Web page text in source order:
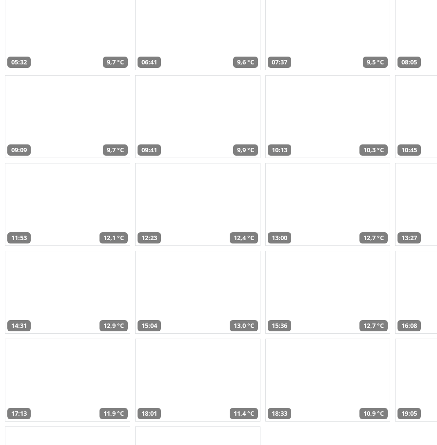
05:32 9,7 °C 06:41 9,6 °C 07:37 9,5 °C 08:05
09:09 9,7 °C 09:41 9,9 °C 10:13 10,3 °C 10:45
11:53 12,1 °C 12:23 12,4 °C 13:00 12,7 °C 13:27
14:31 12,9 °C 15:04 13,0 °C 15:36 12,7 °C 16:08
17:13 11,9 °C 18:01 11,4 °C 18:33 10,9 °C 19:05